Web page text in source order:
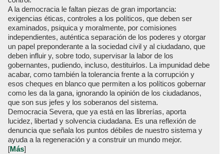
A la democracia le faltan piezas de gran importancia:
exigencias éticas, controles a los políticos, que deben ser
examinados, psiquica y moralmente, por comisiones
independientes, auténtica separación de los poderes y otorgar
un papel preponderante a la sociedad civil y al ciudadano, que
deben influir y, sobre todo, supervisar la labor de los
gobernantes, pudiendo, incluso, destituirlos. La impunidad debe
acabar, como también la tolerancia frente a la corrupción y
esos cheques en blanco que permiten a los políticos gobernar
como les da la gana, ignorando la opinión de los ciudadanos,
que son sus jefes y los soberanos del sistema.
Democracia Severa, que ya está en las librerías, aporta
lucidez, libertad y solvencia ciudadana. Es una reflexión de
denuncia que señala los puntos débiles de nuestro sistema y
ayuda a la regeneración y a construir un mundo mejor.
[Más]